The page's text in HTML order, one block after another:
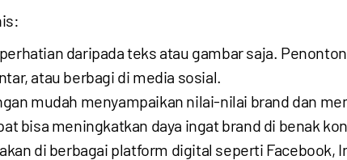
daripada teks atau gambar saja.
atau berbagi di media sosial.
mudah menyampaikan nilai-nilai brand dan
bisa meningkatkan daya ingat brand di benak
di berbagai platform digital seperti Facebook,